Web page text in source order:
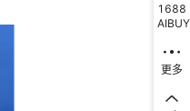
1688
AIBUY
更多